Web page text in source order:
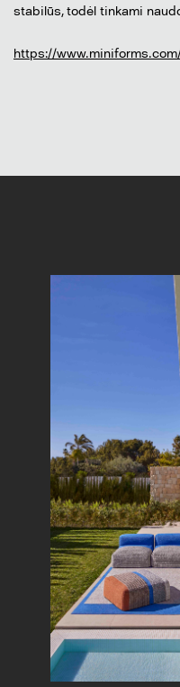
stabilūs, todėl tinkami
https://